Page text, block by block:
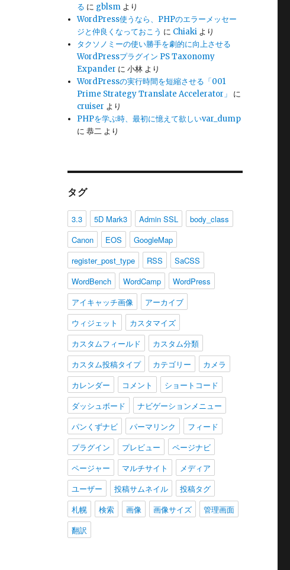
る に gblsm より
WordPress使うなら、PHPのエラーメッセー
ジと仲良くなっておこう に Chiaki より
タクソノミーの使い勝手を劇的に向上させる
WordPressプラグイン PS Taxonomy
Expander に小林 より
WordPressの実行時間を短縮させる「001
Prime Strategy Translate Accelerator」
に
cruiser より
PHPを学ぶ時、最初に憶えて欲しいvar_dump
に恭二 より
タグ
3.3 5D Mark3 Admin SSL
body_class
Canon
EOS
GoogleMap
register_post_type
RSS
SaCSS
WordBench
WordCamp
WordPress
アイキャッチ画像
アーカイブ
ウィジェット
カスタマイズ
カスタムフィールド
カスタム分類
カスタム投稿タイプ
カテゴリー
カメラ
カレンダー
コメント
ショートコード
ダッシュボード
ナビゲーションメニュー
パンくずナビ
パーマリンク
フィード
プラグイン
プレビュー
ページナビ
ページャー
マルチサイト
メディア
ユーザー
投稿サムネイル
投稿タグ
札幌
検索 画像 画像サイズ
管理画面
翻訳